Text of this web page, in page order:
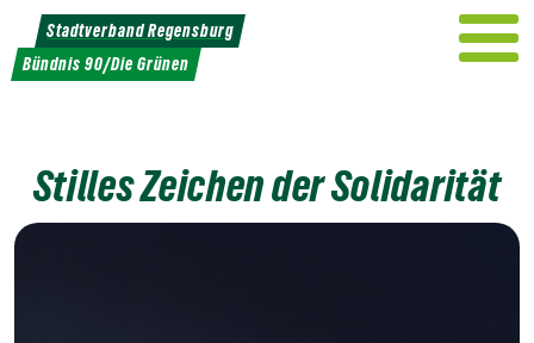
Weiter
zum
Inhalt
Stadtverband Regensburg
Bündnis 90/Die Grünen
Stilles Zeichen der Solidarität